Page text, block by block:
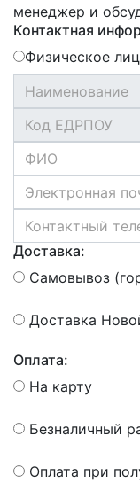
менеджер и
Контактная
Физическое
Доставка:
Самовывоз
Доставка
Оплата:
На карту
Безналичный
Оплата при